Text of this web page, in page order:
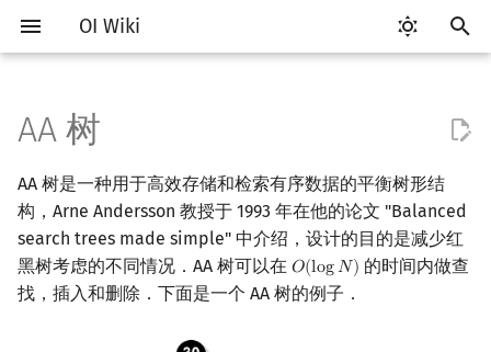
OI Wiki
开
搜
Getting Started
关于本项目
如何参与
OI Wiki 不是什么
比赛相关简介
赛事 ICPC/CCPC 赛事与赛制
题型
交互题
学习路线
分段打表
常见错误
工具软件简介
代码编辑工具 Emacs
VS Code
评测工具
Arbiter
Cena
命令行
通用
Generator
语言基础简介
C++ 基础 C++ 语法基础
变量
C++ 标准库
STL 容器
STL 算法
C++ 进阶
命名空间
值类别
算法基础简介
复杂度 均摊复杂度
枚举
模拟
选择排序
冒泡排序
搜索部分简介
DFS（搜索）
BFS（搜索）
双向搜索
动态规划部分简介
动态规划基础
记忆化搜索
背包 DP
单调队列/单调栈优化
斜率优化
字符串部分简介
字符串基础
标准库
字符串匹配
最优原地后缀排序算法
数学部分简介
布尔代数
数字系统
进位制
平衡三进制
位操作
模算术简介
素数
代数基本定理
快速傅里叶变换
抽屉原理
容斥原理
向量
内积和外积
单纯形法
群论
环论
条件概率与独立性
随机变量
公平组合游戏
零和游戏
数值积分
高斯消元
并查集
并查集复杂度
堆简介
二叉堆
配对堆
左偏树
分块思想
块状数组
块状链表
树分块
线段树基础
线段树合并 & 分裂
李超线段树
猫树
定义
平衡维护
水平链接（Horizontal
Link）
可持久化数据结构简介
可持久化线段树
可持久化块状数组
可持久化平衡树
线段树套线段树
平衡树套线段树
线段树套平衡树
树状数组套权值线段树
Link Cut Tree
全局平衡二叉树
Euler Tour Tree
Top Tree
图论部分简介
图论相关概念
图的存储
DFS（图论）
树的直径
树的中心
差分约束
k 短路
最小树形图
最小直径生成树
双连通分量
割点和桥
最大流
最小割
二分图最大匹配
二分图最大权匹配
计算几何部分简介
二维计算几何基础
三维计算几何基础
距离
杂项简介
离散化
双指针
离线算法
CDQ 分治
整体二分
随机化技巧
爬山算法
RMQ
并查集应用
括号序列
线段树与离线询问
AA 树
AA 树是一种用于高效存储和检索有序数据的平衡树形结
构，Arne Andersson 教授于 1993 年在他的论文 "Balanced
search trees made simple" 中介绍，设计的目的是减少红
黑树考虑的不同情况．AA 树可以在 𝑂(log𝑁)
O(logN)
的时间内做查
找，插入和删除．下面是一个 AA 树的例子．